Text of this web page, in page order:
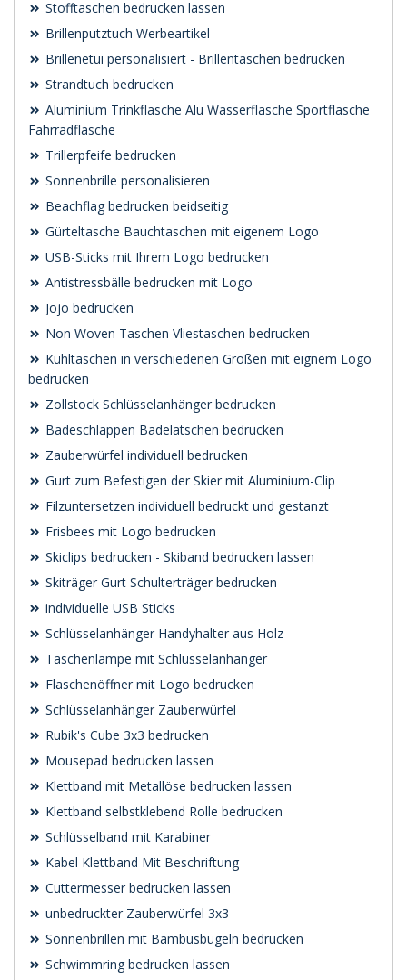
Stofftaschen bedrucken lassen
Brillenputztuch Werbeartikel
Brillenetui personalisiert - Brillentaschen bedrucken
Strandtuch bedrucken
Aluminium Trinkflasche Alu Wasserflasche Sportflasche
Fahrradflasche
Trillerpfeife bedrucken
Sonnenbrille personalisieren
Beachflag bedrucken beidseitig
Gürteltasche Bauchtaschen mit eigenem Logo
USB-Sticks mit Ihrem Logo bedrucken
Antistressbälle bedrucken mit Logo
Jojo bedrucken
Non Woven Taschen Vliestaschen bedrucken
Kühltaschen in verschiedenen Größen mit eignem Logo
bedrucken
Zollstock Schlüsselanhänger bedrucken
Badeschlappen Badelatschen bedrucken
Zauberwürfel individuell bedrucken
Gurt zum Befestigen der Skier mit Aluminium-Clip
Filzuntersetzen individuell bedruckt und gestanzt
Frisbees mit Logo bedrucken
Skiclips bedrucken - Skiband bedrucken lassen
Skiträger Gurt Schulterträger bedrucken
individuelle USB Sticks
Schlüsselanhänger Handyhalter aus Holz
Taschenlampe mit Schlüsselanhänger
Flaschenöffner mit Logo bedrucken
Schlüsselanhänger Zauberwürfel
Rubik's Cube 3x3 bedrucken
Mousepad bedrucken lassen
Klettband mit Metallöse bedrucken lassen
Klettband selbstklebend Rolle bedrucken
Schlüsselband mit Karabiner
Kabel Klettband Mit Beschriftung
Cuttermesser bedrucken lassen
unbedruckter Zauberwürfel 3x3
Sonnenbrillen mit Bambusbügeln bedrucken
Schwimmring bedrucken lassen